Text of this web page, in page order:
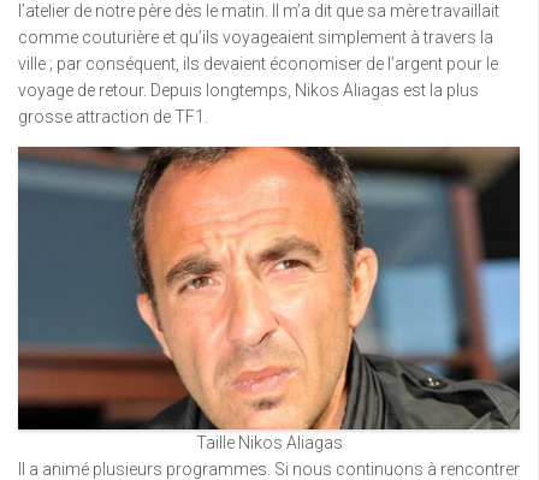
l’atelier de notre père dès le matin. Il m’a dit que sa mère travaillait
comme couturière et qu’ils voyageaient simplement à travers la
ville ; par conséquent, ils devaient économiser de l’argent pour le
voyage de retour. Depuis longtemps, Nikos Aliagas est la plus
grosse attraction de TF1.
Taille Nikos Aliagas
Il a animé plusieurs programmes. Si nous continuons à rencontrer